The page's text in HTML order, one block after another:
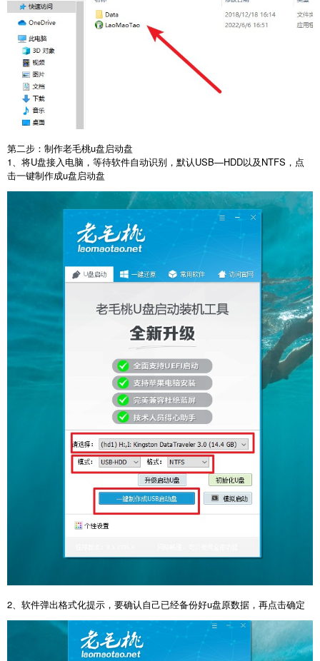
第二步：制作老毛桃u盘启动盘
1、将U盘接入电脑，等待软件自动识别，默认USB—HDD以及NTFS，点
击一键制作成u盘启动盘
2、软件弹出格式化提示，要确认自己已经备份好u盘原数据，再点击确定